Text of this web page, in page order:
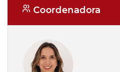
Coordenadora